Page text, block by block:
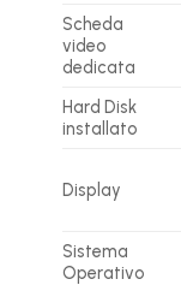
Scheda
video
dedicata
Hard Disk
installato
Display
Sistema
Operativo